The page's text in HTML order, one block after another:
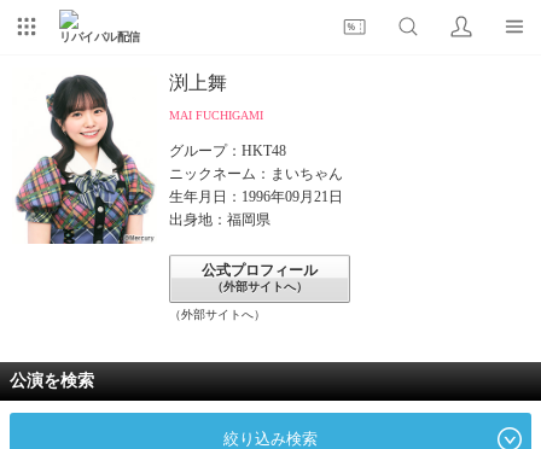
リバイバル配信
渕上舞
MAI FUCHIGAMI
グループ：HKT48
ニックネーム：まいちゃん
生年月日：1996年09月21日
出身地：福岡県
公式プロフィール
（外部サイトへ）
（外部サイトへ）
公演を検索
絞り込み検索